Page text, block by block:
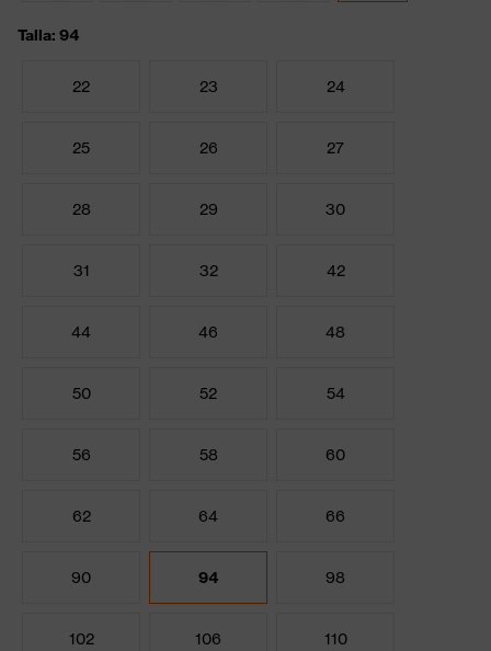
Talla: 94
22 23 24
25 26 27
28 29 30
31 32 42
44 46 48
50 52 54
56 58 60
62 64 66
90 94 98
102 106 110